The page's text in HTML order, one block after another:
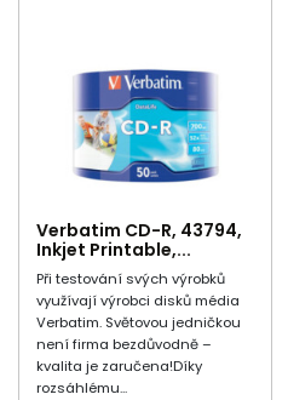
Verbatim CD-R, 43794,
Inkjet Printable,...
Při testování svých výrobků
využívají výrobci disků média
Verbatim. Světovou jedničkou
není firma bezdůvodně –
kvalita je zaručena!Díky
rozsáhlému...